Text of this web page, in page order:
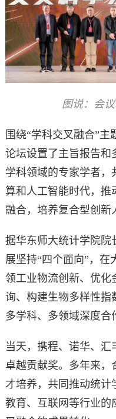
图说：会
围绕“学科交叉融合”
论坛设置了主旨报告和
学科领域的专家学者，
算和人工智能时代，推
融合，培养复合型创新
据华东师大统计学院院
展坚持“四个面向”，在
领工业物流创新、优化
询、构建生物多样性指
多学科、多领域深度合
当天，携程、诺华、汇
卓越贡献奖。多年来，
才培养，共同推动统计
教育、互联网等行业的